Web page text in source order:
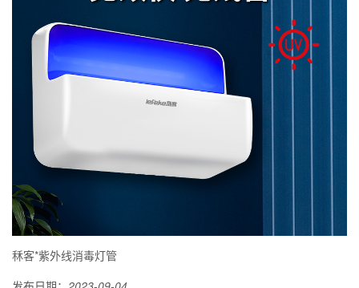
秝客*紫外线消毒灯管